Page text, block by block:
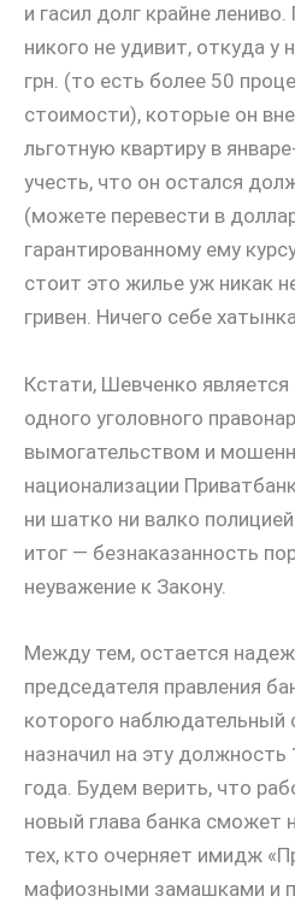
и гасил долг крайне
никого не удивит, откуда у
грн. (то есть более 50
стоимости), которые он
льготную квартиру в
учесть, что он остался
(можете перевести в
гарантированному ему
стоит это жилье уж никак
гривен. Ничего себе
Кстати, Шевченко
одного уголовного
вымогательством и
национализации
ни шатко ни валко
итог — безнаказанность
неуважение к Закону.
Между тем, остается
председателя правления
которого наблюдательный
назначил на эту должность
года. Будем верить, что
новый глава банка сможет
тех, кто очерняет имидж
мафиозными замашками и